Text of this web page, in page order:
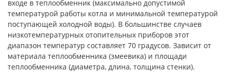
входе в теплообменник (максимально допустимой
температурой работы котла и минимальной температурой
поступающей холодной воды). В большинстве случаев
низкотемпературных отопительных приборов этот
диапазон температур составляет 70 градусов. Зависит от
материала теплообменника (змеевика) и площади
теплообменника (диаметра, длина, толщина стенки).